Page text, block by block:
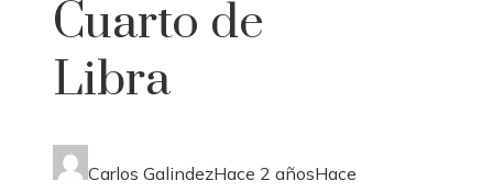
Cuarto de
Libra
Carlos GalindezHace 2 añosHace